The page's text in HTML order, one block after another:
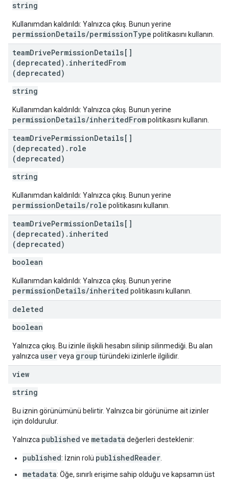
string
Kullanımdan kaldırıldı: Yalnızca çıkış. Bunun yerine
permissionDetails/permissionType politikasını kullanın.
teamDrivePermissionDetails[]
(deprecated) . inheritedFrom
(deprecated)
string
Kullanımdan kaldırıldı: Yalnızca çıkış. Bunun yerine
permissionDetails/inheritedFrompolitikasını kullanın.
teamDrivePermissionDetails[]
(deprecated) . role
(deprecated)
string
Kullanımdan kaldırıldı: Yalnızca çıkış. Bunun yerine
permissionDetails/role politikasını kullanın.
teamDrivePermissionDetails[]
(deprecated) . inherited
(deprecated)
boolean
Kullanımdan kaldırıldı: Yalnızca çıkış. Bunun yerine
permissionDetails/inherited politikasını kullanın.
deleted
boolean
Yalnızca çıkış. Bu izinle ilişkili hesabın silinip silinmediği. Bu alan
yalnızca userveya group türündeki izinlerle ilgilidir.
view
string
Bu iznin görünümünü belirtir. Yalnızca bir görünüme ait izinler
için doldurulur.
Yalnızca published ve metadata değerleri desteklenir:
published: İznin rolü publishedReader
metadata: Öğe, sınırlı erişime sahip olduğu ve kapsamın üst